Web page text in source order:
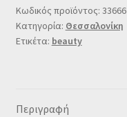
Κωδικός προϊόντος: 33666
Κατηγορία: Θεσσαλονίκη
Ετικέτα: beauty
Περιγραφή